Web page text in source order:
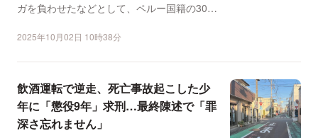
ガを負わせたなどとして、ペルー国籍の30代
2025年10月02日 10時38分
飲酒運転で逆走、死亡事故起こした少
年に「懲役9年」求刑…最終陳述で「罪
深さ忘れません」